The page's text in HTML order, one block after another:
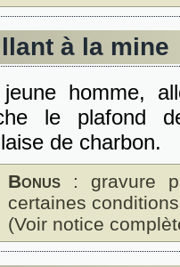
à la mine
homme,
le plafond
de charbon.
Bonus : gravure
certaines
(Voir notice